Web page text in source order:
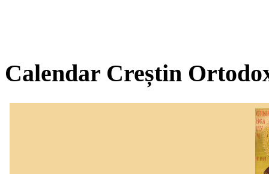
Calendar Creștin